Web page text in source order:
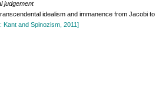
judgement
idealism and immanence from Jacobi to
Kant and Spinozism, 2011]